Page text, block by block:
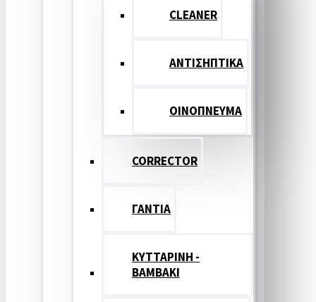
CLEANER
ΑΝΤΙΣΗΠΤΙΚΑ
ΟΙΝΟΠΝΕΥΜΑ
CORRECTOR
ΓΑΝΤΙΑ
ΚΥΤΤΑΡΙΝΗ -
ΒΑΜΒΑΚΙ